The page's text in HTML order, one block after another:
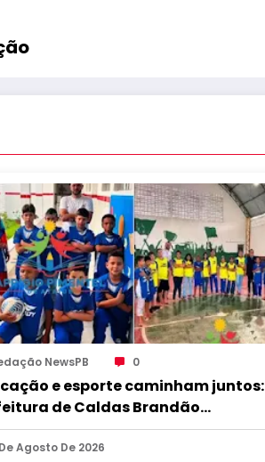
NewsPB 0
e esporte caminham juntos:
de Caldas Brandão
educação e incentiva a
esportiva na zona rural do
Agosto De 2026